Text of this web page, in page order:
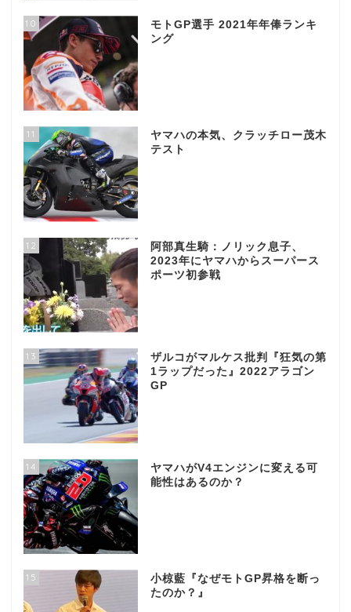
10
モトGP選手 2021年年俸ランキ
ング
11
ヤマハの本気、クラッチロー茂木
テスト
12
阿部真生騎：ノリック息子、
2023年にヤマハからスーパース
ポーツ初参戦
13
ザルコがマルケス批判『狂気の第
1ラップだった』2022アラゴン
GP
14
ヤマハがV4エンジンに変える可
能性はあるのか？
15
小椋藍『なぜモトGP昇格を断っ
たのか？』